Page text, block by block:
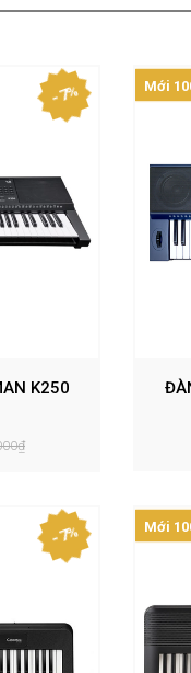
- 7%
K250
Mới
- 7% Mới